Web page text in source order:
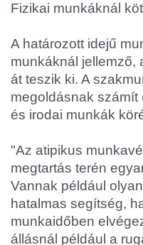
Fizikai munkáknál
A határozott idejű
munkáknál jellemző,
át teszik ki. A
megoldásnak számít
és irodai munkák
"Az atipikus
megtartás terén
Vannak például
hatalmas segítség,
munkaidőben
állásnál például a